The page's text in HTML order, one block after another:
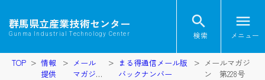
群馬県立産業技術センター
Gunma Industrial Technology Center
search
検索
menu
メニュー
TOP
情報
提供
メール
マガジ
まる得通信メール版
バックナンバー
メールマガジ
ン 第228号